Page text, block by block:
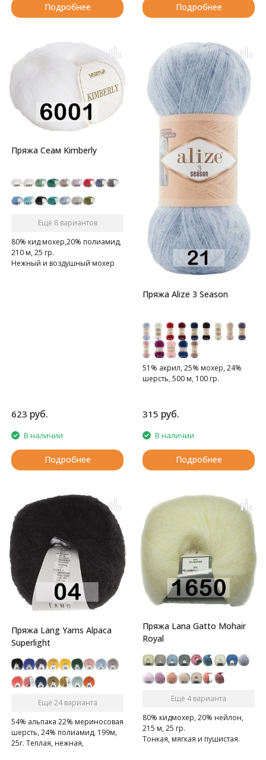
Подробнее Подробнее
Пряжа Сеам Kimberly
Ещё 8 вариантов
80% кид мохер,20% полиамид,
210 м, 25 гр.
Нежный и воздушный мохер
623 руб.
В наличии
Подробнее
Пряжа Alize 3 Season
51% акрил, 25% мохер, 24%
шерсть, 500 м, 100 гр.
315 руб.
В наличии
Подробнее
Пряжа Lang Yarns Alpaca
Superlight
Ещё 24 варианта
54% альпака 22% мериносовая
шерсть, 24% полиамид, 199м,
25г. Теплая, нежная,
Пряжа Lana Gatto Mohair
Royal
Ещё 4 варианта
80% кидмохер, 20% нейлон,
215 м, 25 гр.
Тонкая, мягкая и пушистая.